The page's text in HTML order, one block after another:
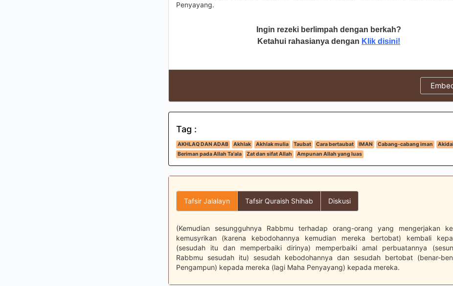
Penyayang.
Ingin rezeki berlimpah dengan berkah?
Ketahui rahasianya dengan Klik disini!
Tag :
AKHLAQ DAN ADAB Akhlak Akhlak mulia Taubat Cara bertaubat IMAN Cabang-cabang iman
Beriman pada Allah Ta'ala
Zat dan sifat Allah Ampunan Allah yang luas
Tafsir Jalalayn Tafsir Quraish Shihab Diskusi
(Kemudian sesungguhnya Rabbmu terhadap orang-orang yang mengerjakan
kemusyrikan (karena kebodohannya kemudian mereka bertobat) kembali
(sesudah itu dan memperbaiki dirinya) memperbaiki amal perbuatannya
Rabbmu sesudah itu) sesudah kebodohannya dan sesudah bertobat (benar-
Pengampun) kepada mereka (lagi Maha Penyayang) kepada mereka.